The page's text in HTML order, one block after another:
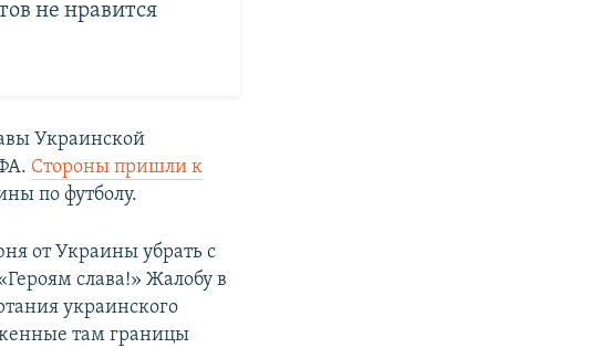
не нравится
Украинской
Стороны пришли к
по футболу.
от Украины убрать с
слава!» Жалобу в
украинского
там границы